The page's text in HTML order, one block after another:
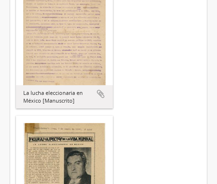
La lucha eleccionaria en
México [Manuscrito]